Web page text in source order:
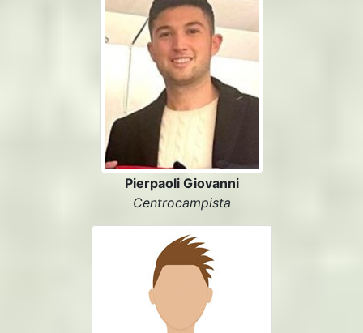
Pierpaoli Giovanni
Centrocampista